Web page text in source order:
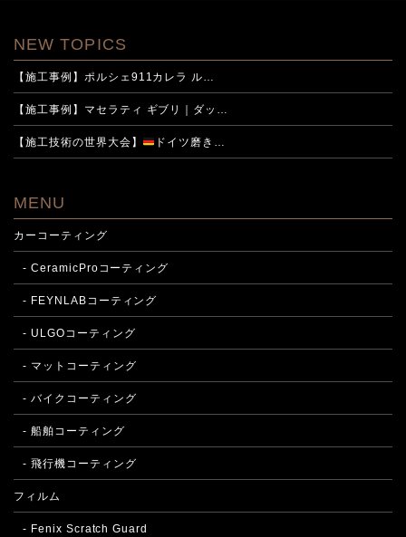
NEW TOPICS
【施工事例】ポルシェ911カレラ ル…
【施工事例】マセラティ ギブリ｜ダッ…
【施工技術の世界大会】 ドイツ磨き…
MENU
カーコーティング
- CeramicProコーティング
- FEYNLABコーティング
- ULGOコーティング
- マットコーティング
- バイクコーティング
- 船舶コーティング
- 飛行機コーティング
フィルム
- Fenix Scratch Guard